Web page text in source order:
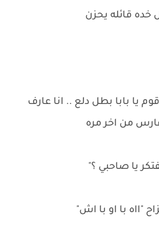
خده قائله يحزن
يا بابا بطل دلع .. انا عارف
من اخر مره
يا صاحبي ؟"
"ااه با او با اش"